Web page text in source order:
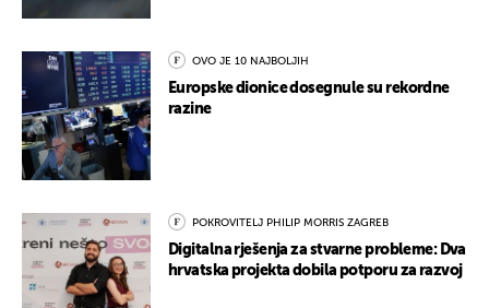
OVO JE 10 NAJBOLJIH
Europske dionice dosegnule su rekordne
razine
POKROVITELJ PHILIP MORRIS ZAGREB
Digitalna rješenja za stvarne probleme: Dva
hrvatska projekta dobila potporu za razvoj